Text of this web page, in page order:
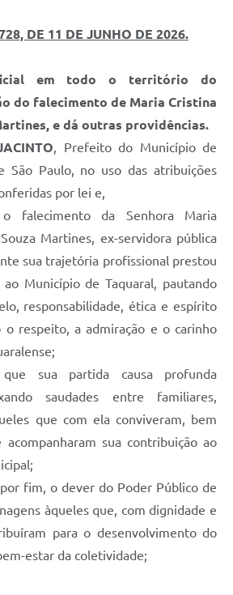
DE 11 DE JUNHO DE 2026.
em todo o território do
do falecimento de Maria Cristina
e dá outras providências.
, Prefeito do Município de
São Paulo, no uso das atribuições
por lei e,
o falecimento da Senhora Maria
Martines, ex-servidora pública
sua trajetória profissional prestou
Município de Taquaral, pautando
responsabilidade, ética e espírito
o respeito, a admiração e o carinho
que sua partida causa profunda
saudades entre familiares,
que com ela conviveram, bem
sua contribuição ao
fim, o dever do Poder Público de
àqueles que, com dignidade e
para o desenvolvimento do
estar da coletividade;